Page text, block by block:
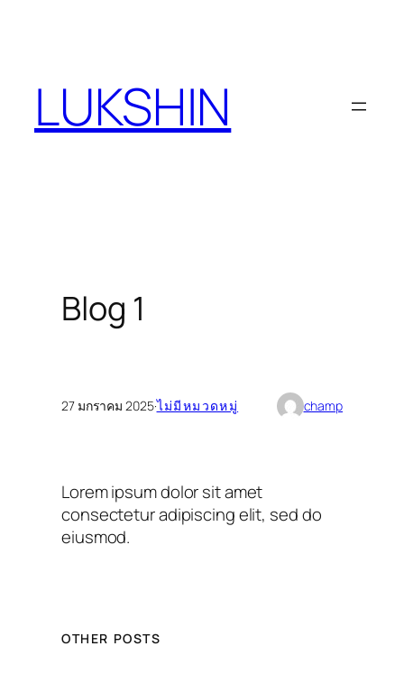
เนื้อหาLUKSHIN
Blog 1
27 มกราคม 2025·ไม่มีหมวดหมู่ champ
Lorem ipsum dolor sit amet
consectetur adipiscing elit, sed do
eiusmod.
OTHER POSTS